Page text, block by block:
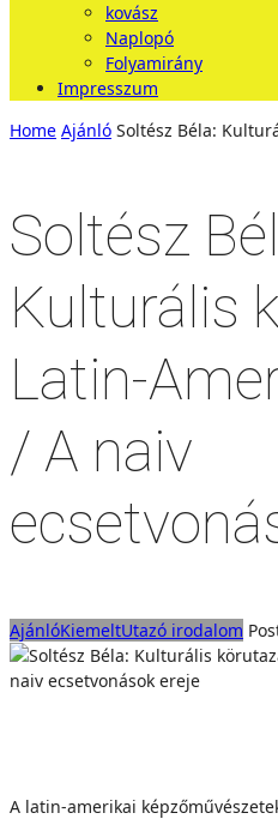
kovász
Naplopó
Folyamirány
Impresszum
Home Ajánló Soltész Béla:
Soltész
Kulturális
Latin-
/ A naiv
AjánlóKiemeltUtazó irodalom
A latin-amerikai